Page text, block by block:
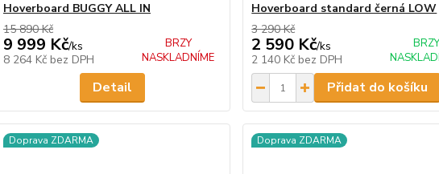
Hoverboard BUGGY ALL IN
15 890 Kč
9 999 Kč/ks
8 264 Kč bez DPH
BRZY
NASKLADNÍME
Detail
Hoverboard standard černá LOW
3 290 Kč
2 590 Kč/ks
2 140 Kč bez DPH
BRZY
Přidat do košíku
Doprava ZDARMA Doprava ZDARMA